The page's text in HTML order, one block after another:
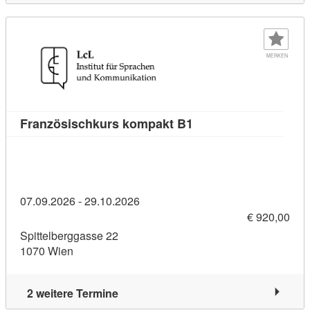
MERKEN
Französischkurs kompakt B1
07.09.2026 - 29.10.2026
€ 920,00
Spittelberggasse 22
1070 Wien
2 weitere Termine